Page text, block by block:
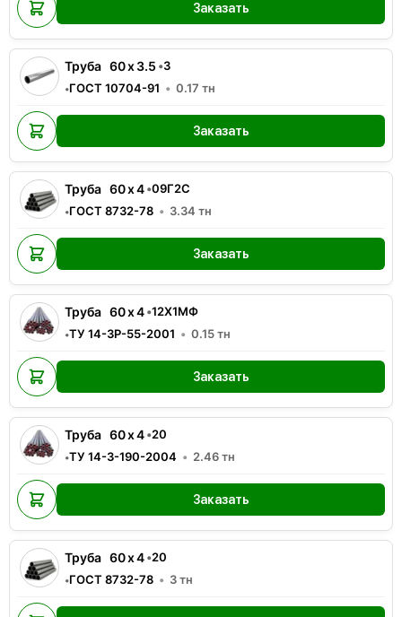
Заказать
Труба 60x3.5 •3
•ГОСТ 10704-91 0.17 тн
Заказать
Труба 60x4•09Г2С
•ГОСТ 8732-78 3.34 тн
Заказать
Труба 60x4•12Х1МФ
•ТУ 14-3Р-55-2001 0.15тн
Заказать
Труба 60x4•20
•ТУ 14-3-190-2004 2.46тн
Заказать
Труба 60x4•20
•ГОСТ 8732-78 3тн